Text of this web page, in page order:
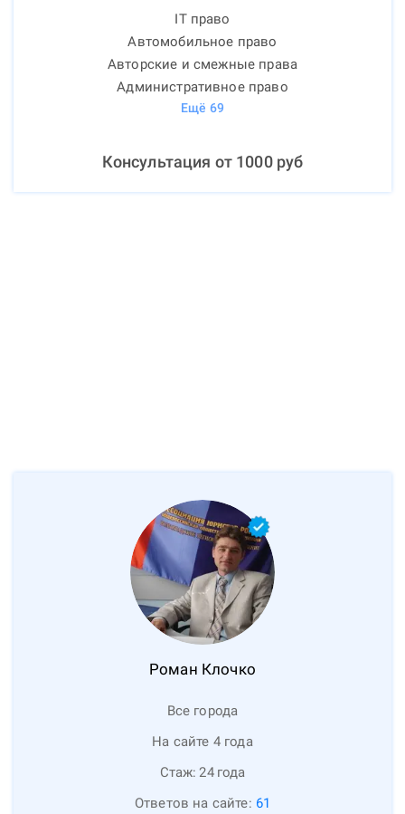
IT право
Автомобильное право
Авторские и смежные права
Административное право
Ещё 69
Консультация от 1000руб
Роман Клочко
Все города
На сайте 4 года
Стаж: 24 года
Ответов на сайте: 61